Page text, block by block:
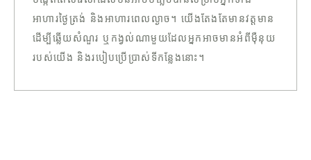
អាហារថ្ងៃត្រង់ និងអាហារពេលល្ងាច។ យើងតែងតែមានវត្តមាន
ដើម្បីឆ្លើយសំណួរ ឬកង្វល់ណាមួយដែលអ្នកអាចមានអំពីម៉ឺនុយ
របស់យើង និងរបៀបប្រើប្រាស់ទីកន្លែងនោះ។